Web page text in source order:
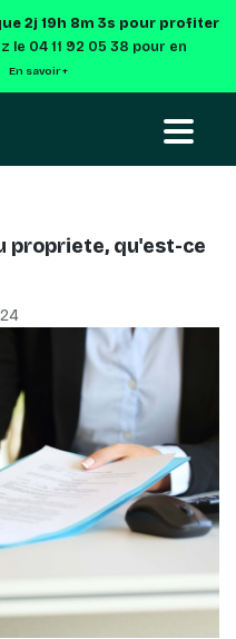
2j 19h 8m 2s pour profiter
le 04 11 92 05 38 pour en
En savoir +
propriete, qu'est-ce